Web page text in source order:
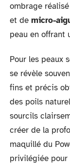
ombrage réalisé
et de micro-
peau en offrant
Pour les peaux
se révèle
fins et précis
des poils
sourcils
créer de la
maquillé du
privilégiée pour